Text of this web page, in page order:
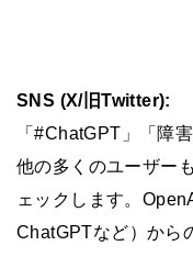
SNS (X/旧Twitter):
「#ChatGPT」「障
他の多くのユーザー
ェックします。
ChatGPTなど）から